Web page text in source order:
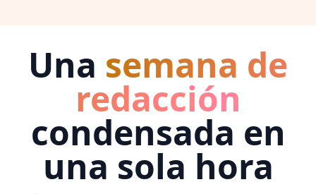
Una semana de
redacción
condensada en
una sola hora